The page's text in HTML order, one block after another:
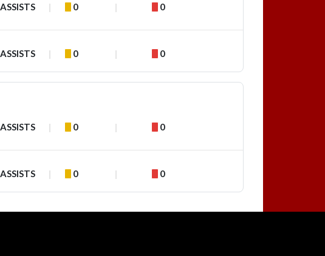
ASSISTS 0 0
ASSISTS 0 0
ASSISTS 0 0
ASSISTS 0 0